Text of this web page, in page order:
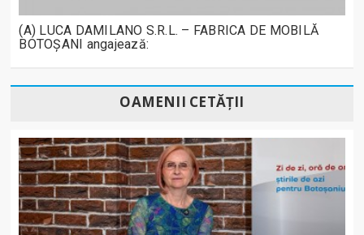
(A) LUCA DAMILANO S.R.L. – FABRICA DE MOBILĂ
BOTOȘANI angajează:
OAMENII CETĂȚII